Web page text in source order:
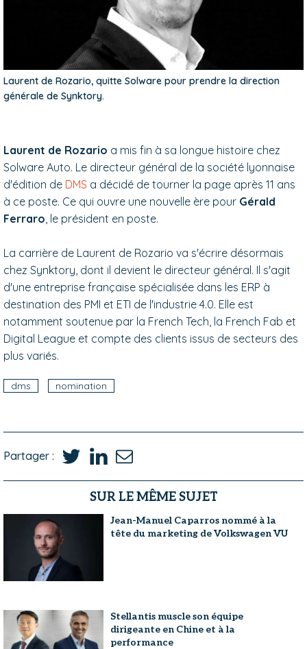
Laurent de Rozario, quitte Solware pour prendre la direction
générale de Synktory.
Laurent de Rozario a mis fin à sa longue histoire chez
Solware Auto. Le directeur général de la société lyonnaise
d'édition de DMS a décidé de tourner la page après 11 ans
à ce poste. Ce qui ouvre une nouvelle ère pour Gérald
Ferraro , le président en poste.
La carrière de Laurent de Rozario va s'écrire désormais
chez Synktory, dont il devient le directeur général. Il s'agit
d'une entreprise française spécialisée dans les ERP à
destination des PMI et ETI de l'industrie 4.0. Elle est
notamment soutenue par la French Tech, la French Fab et
Digital League et compte des clients issus de secteurs des
plus variés.
dms nomination
Partager :
SUR LE MÊME SUJET
Jean-Manuel Caparros nommé à la
tête du marketing de Volkswagen VU
Stellantis muscle son équipe
dirigeante en Chine et à la
performance